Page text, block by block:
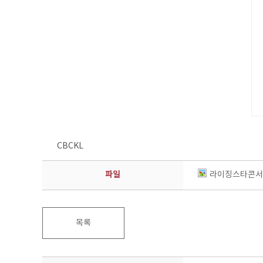
CBCKL
파일 라이징스타콘
목록